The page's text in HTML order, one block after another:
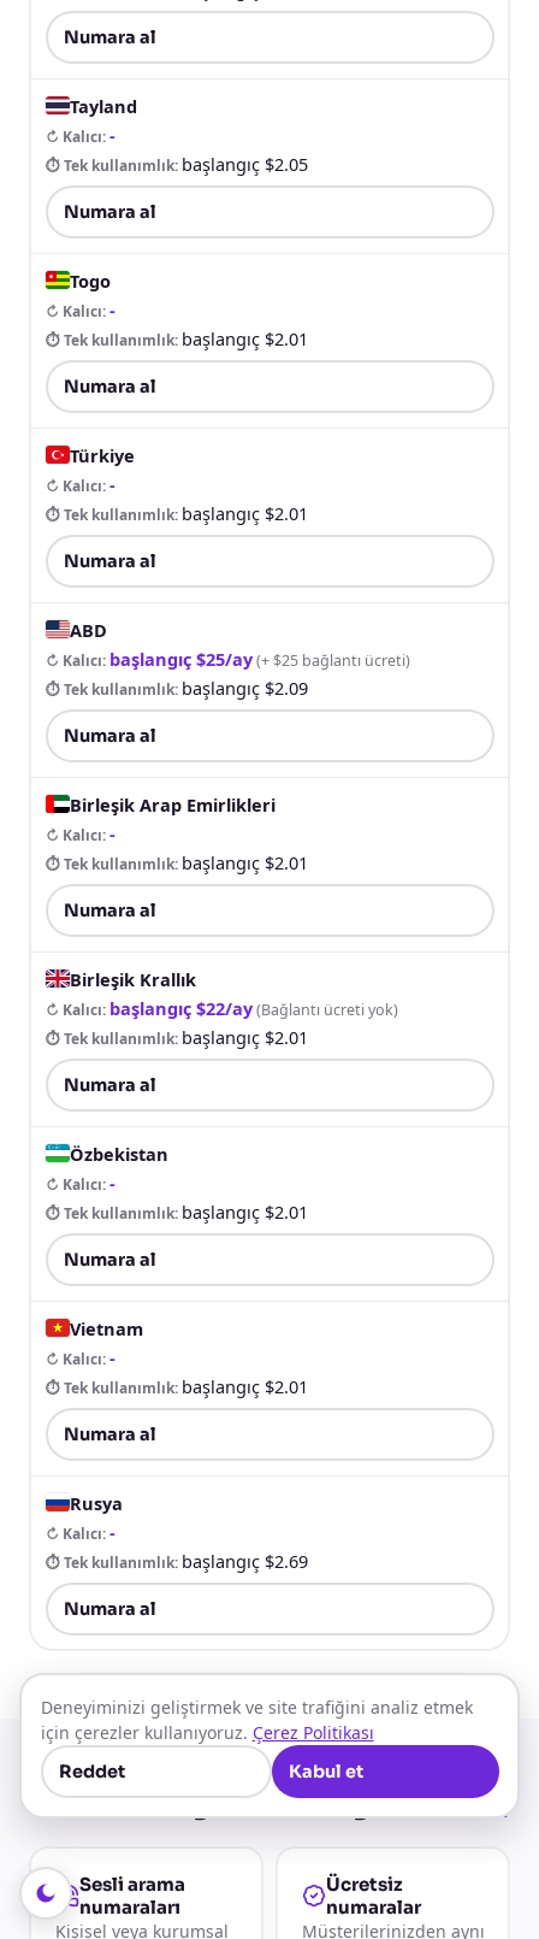
Numara al
Tayland
↻ Kalıcı:-
⏱ Tek kullanımlık: başlangıç $2.05
Numara al
Togo
↻ Kalıcı:-
⏱ Tek kullanımlık: başlangıç $2.01
Numara al
Türkiye
↻ Kalıcı:-
⏱ Tek kullanımlık: başlangıç $2.01
Numara al
ABD
↻ Kalıcı: başlangıç $25/ay(+ $25 bağlantı ücreti)
⏱ Tek kullanımlık: başlangıç $2.09
Numara al
Birleşik Arap Emirlikleri
↻ Kalıcı:-
⏱ Tek kullanımlık: başlangıç $2.01
Numara al
Birleşik Krallık
↻ Kalıcı: başlangıç $22/ay(Bağlantı ücreti yok)
⏱ Tek kullanımlık: başlangıç $2.01
Numara al
Özbekistan
↻ Kalıcı:-
⏱ Tek kullanımlık: başlangıç $2.01
Numara al
Vietnam
↻ Kalıcı:-
⏱ Tek kullanımlık: başlangıç $2.01
Numara al
Rusya
↻ Kalıcı:-
⏱ Tek kullanımlık: başlangıç $2.69
Numara al
Yalnızca doğrulama değilTüm hizmetler
Sesli arama
numaraları
Kişisel veya kurumsal
Ücretsiz
numaralar
Müşterilerinizden aynı
Deneyiminizi geliştirmek ve site trafiğini analiz etmek
için çerezler kullanıyoruz. Çerez Politikası
Reddet Kabul et